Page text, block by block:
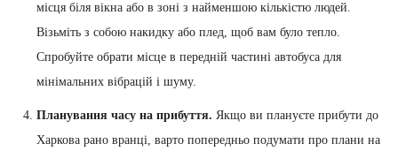
місця біля вікна або в зоні з найменшою кількістю людей.
Візьміть з собою накидку або плед, щоб вам було тепло.
Спробуйте обрати місце в передній частині автобуса для
мінімальних вібрацій і шуму.
Планування часу на прибуття. Якщо ви плануєте прибути до
Харкова рано вранці, варто попередньо подумати про плани на